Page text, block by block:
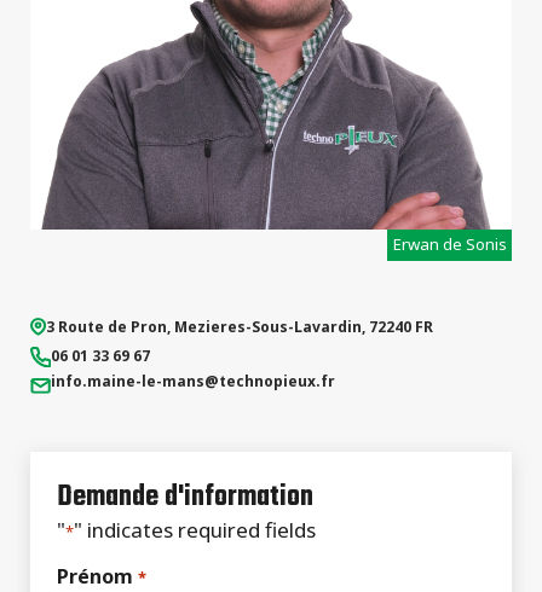
Erwan de Sonis
3 Route de Pron, Mezieres-Sous-Lavardin, 72240 FR
06 01 33 69 67
info.maine-le-mans@technopieux.fr
Demande d'information
"*" indicates required fields
Prénom *